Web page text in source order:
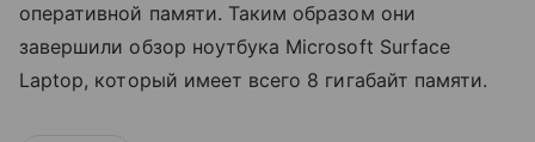
оперативной памяти. Таким образом они
завершили обзор ноутбука Microsoft Surface
Laptop, который имеет всего 8 гигабайт памяти.